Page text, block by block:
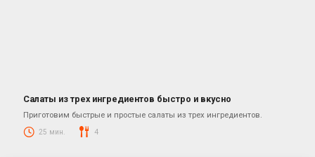
Салаты
Салаты из трех ингредиентов быстро и вкусно
Приготовим быстрые и простые салаты из трех ингредиентов.
25 мин. 4